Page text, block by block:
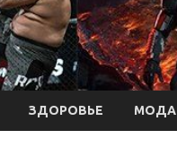
ЗДОРОВЬЕ МОДА